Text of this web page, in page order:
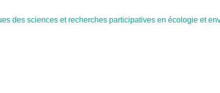
des sciences et recherches participatives en écologie et